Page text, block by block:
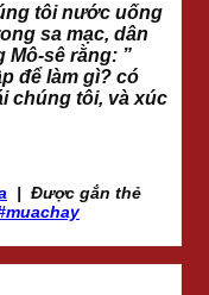
tôi nước uống
sa mạc, dân
Mô-sê rằng: ”
để làm gì? có
chúng tôi, và xúc
| Được gắn thẻ